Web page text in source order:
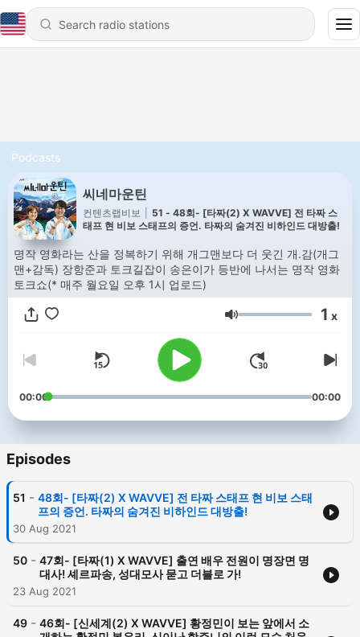
Podcasts
씨네마운틴
컨텐츠랩비보
51 - 48회- [타짜(2) X WAVVE] 전 타짜 스
태프 현 비보 스태프의 증언. 타짜의 숨겨진 비하인드 대방출!
명작 영화라는 산을 정복하기 위해 개그맨보다 더 웃긴 개.감(개그
맨+감독) 장항준과 토크길잡이 송은이가 등반에 나서는 명작 영화
토크쇼(* 매주 월요일 오후 1시 업로드)
Volume 1 x
00:00 00:00
Episodes
51 - 48회- [타짜(2) X WAVVE] 전 타짜 스태프 현 비보 스태
프의 증언. 타짜의 숨겨진 비하인드 대방출!
30 Aug 2021
50 - 47회- [타짜(1) X WAVVE] 출연 배우 전원이 명장면 명
대사! 셰르파송, 성대모사 묻고 더블로 가!
23 Aug 2021
49 - 46회- [신세계(2) X WAVVE] 황정민이 보는 앞에서 소